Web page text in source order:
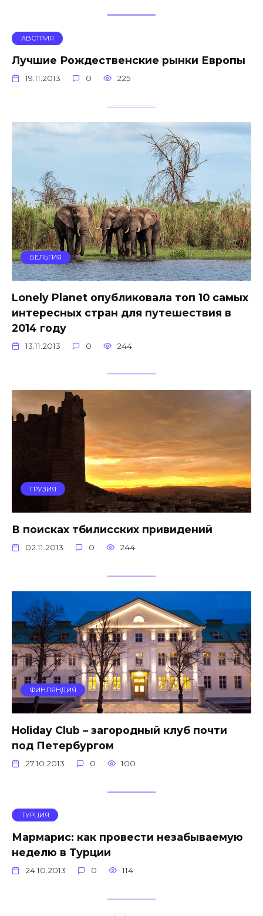
АВСТРИЯ
Лучшие Рождественские рынки Европы
19.11.2013 0 225
БЕЛЬГИЯ
Lonely Planet опубликовала топ 10 самых
интересных стран для путешествия в
2014 году
13.11.2013 0 244
ГРУЗИЯ
В поисках тбилисских привидений
02.11.2013 0 244
ФИНЛЯНДИЯ
Holiday Club – загородный клуб почти
под Петербургом
27.10.2013 0 100
ТУРЦИЯ
Мармарис: как провести незабываемую
неделю в Турции
24.10.2013 0 114